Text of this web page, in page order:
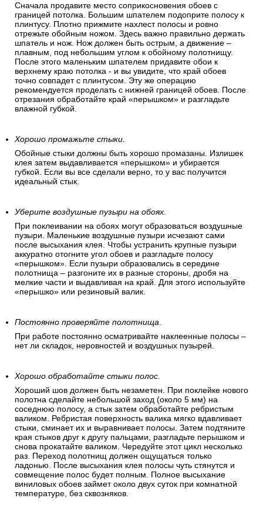
Сначала продавите место соприкосновения обоев с
границей потолка. Большим шпателем подоприте полосу к
плинтусу. Плотно прижмите нахлест полосы и ровно
отрежьте обойным ножом. Здесь важно правильно держать
шпатель и нож. Нож должен быть острым, а движение –
плавным, под небольшим углом к обойному полотнищу.
После этого маленьким шпателем придавите обои к
верхнему краю потолка - и вы увидите, что край обоев
точно совпадет с плинтусом. Эту же операцию
рекомендуется проделать с нижней границей обоев. После
отрезания обработайте край «перышком» и разгладьте
влажной губкой.
Хорошо промажьте стыки.
Обойные стыки должны быть хорошо промазаны. Излишек
клея затем выдавливается «перышком» и убирается
губкой. Если вы все сделали верно, то у вас получится
идеальный стык.
Уберите воздушные пузыри на обоях.
При поклеивании на обоях могут образоваться воздушные
пузыри. Маленькие воздушные пузыри исчезают сами
после высыхания клея. Чтобы устранить крупные пузыри
аккуратно отогните угол обоев и разгладьте полосу
«перышком». Если пузыри образовались в середине
полотнища – разгоните их в разные стороны, дробя на
мелкие части и выдавливая на край. Для этого используйте
«перышко» или резиновый валик.
Постоянно проверяйте полотнища.
При работе постоянно осматривайте наклеенные полосы –
нет ли складок, неровностей и воздушных пузырей.
Хорошо обработайте стыки полос.
Хороший шов должен быть незаметен. При поклейке нового
полотна сделайте небольшой заход (около 5 мм) на
соседнюю полосу, а стык затем обработайте ребристым
валиком. Ребристая поверхность валика мягко вдавливает
стыки, сминает их и выравнивает полосы. Затем подтяните
края стыков друг к другу пальцами, разгладьте перышком и
снова прокатайте валиком. Чередуйте этот цикл несколько
раз. Переход полотнищ должен ощущаться только
ладонью. После высыхания клея полосы чуть стянутся и
совмещение полос будет полным. Полное высыхание
виниловых обоев займет около двух суток при комнатной
температуре, без сквозняков.